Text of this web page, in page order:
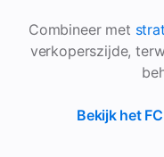
Combineer met
verkoperszijde,
Bekijk het